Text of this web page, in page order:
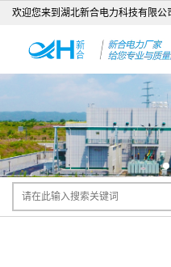
欢迎您来到湖北新合电力科技有限公